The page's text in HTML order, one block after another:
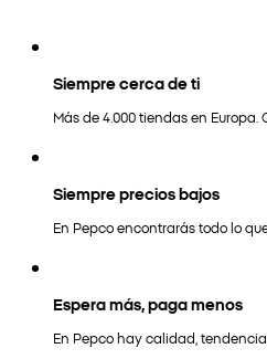
Siempre cerca de ti
Más de 4.000 tiendas en Europa.
Siempre precios bajos
En Pepco encontrarás todo lo
Espera más, paga menos
En Pepco hay calidad,